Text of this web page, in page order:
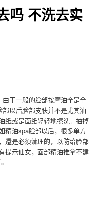
航
吗 不洗去实
于一般的脸部按摩油全是全
以后脸部皮肤并不是尤其油
纸或是面纸轻轻地擦洗，抽掉
精油spa脸部以后，很多单方
還是必须清理的，以防给脸部
提示仙女，面部精油推拿不建